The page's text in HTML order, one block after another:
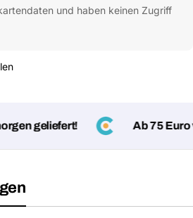
und haben keinen Zugriff
geliefert! Ab 75 Euro